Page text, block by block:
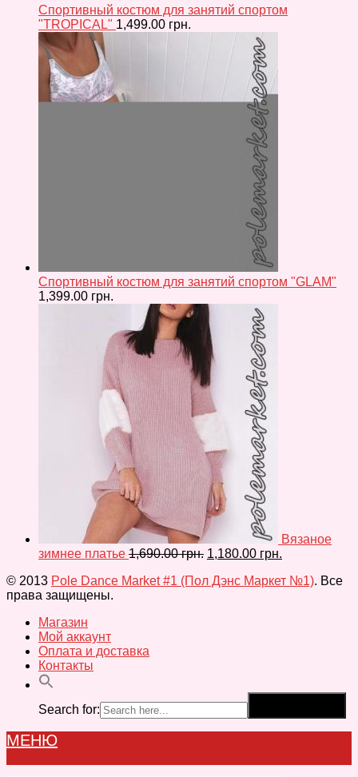
Спортивный костюм для занятий спортом
"TROPICAL" 1,499.00 грн.
Спортивный костюм для занятий спортом "GLAM"
1,399.00 грн.
Вязаное
зимнее платье 1,690.00грн. 1,180.00 грн.
© 2013 Pole Dance Market #1 (Пол Дэнс Маркет №1). Все
права защищены.
Магазин
Мой аккаунт
Оплата и доставка
Контакты
Search for:
МЕНЮ